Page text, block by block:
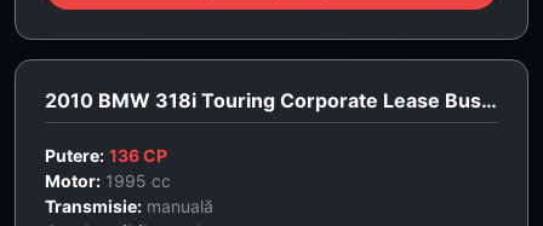
2010 BMW 318i Touring Corporate Lease Business Line
Putere: 136 CP
Motor: 1995 cc
Transmisie: manuală